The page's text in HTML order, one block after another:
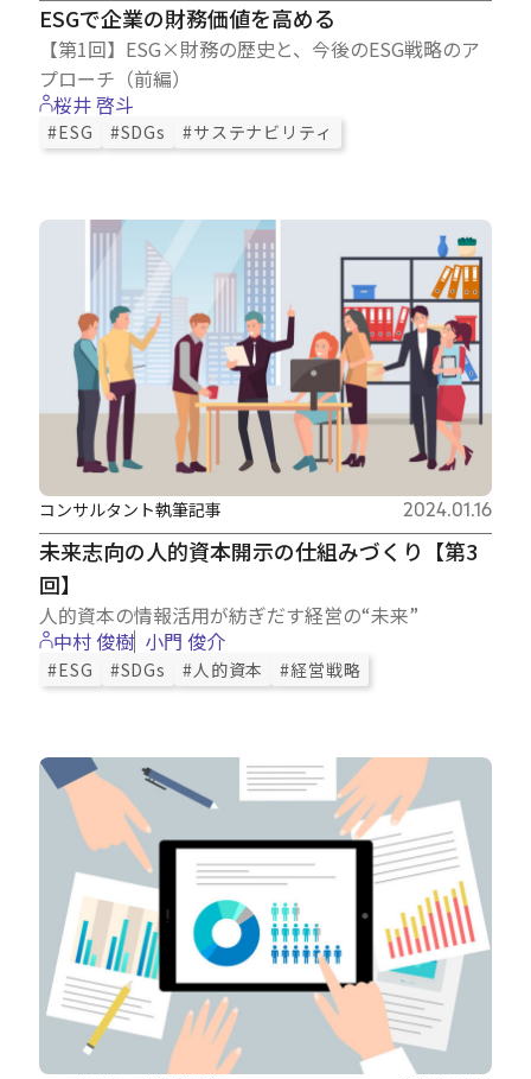
ESGで企業の財務価値を高める
【第1回】ESG×財務の歴史と、今後のESG戦略のア
プローチ（前編）
桜井 啓斗
#ESG #SDGs #サステナビリティ
未来志向の人的資本開示の仕組みづくり【第3
回】
人的資本の情報活用が紡ぎだす経営の“未来”
コンサルタント執筆記事 2024.01.16
中村 俊樹 小門 俊介
#ESG #SDGs #人的資本 #経営戦略